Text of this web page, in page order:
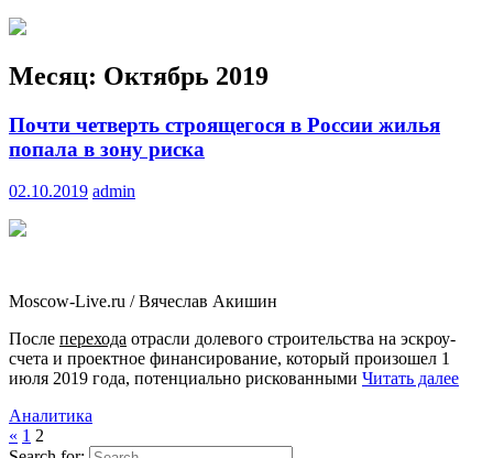
Месяц: Октябрь 2019
Почти четверть строящегося в России жилья
попала в зону риска
02.10.2019 admin
Moscow-Live.ru / Вячеслав Акишин
После перехода отрасли долевого строительства на эскроу-
счета и проектное финансирование, который произошел 1
июля 2019 года, потенциально рискованными Читать далее
Аналитика
« 1 2